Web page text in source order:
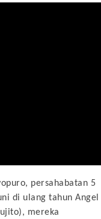
persahabatan 5
di ulang tahun Angel
mereka